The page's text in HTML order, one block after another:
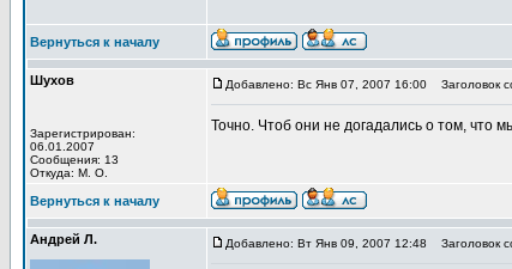
Вернуться к началу
Шухов
Зарегистрирован:
06.01.2007
Сообщения: 13
Откуда: М. О.
Добавлено: Вс Янв 07, 2007 16:00 Заголовок
Точно. Чтоб они не догадались о том, что
Вернуться к началу
Андрей Л. Добавлено: Вт Янв 09, 2007 12:48 Заголовок